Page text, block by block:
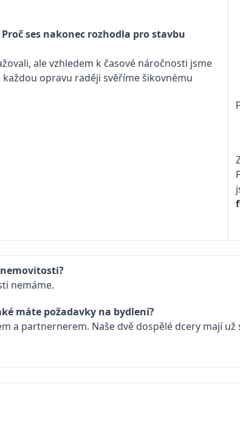
ses nakonec rozhodla pro stavbu
ale vzhledem k časové náročnosti jsme
opravu raději svěříme šikovnému
nemáme.
máte požadavky na bydlení?
a partnernerem. Naše dvě dospělé dcery mají